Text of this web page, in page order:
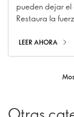
pueden dejar
Restaura la
LEER AHORA